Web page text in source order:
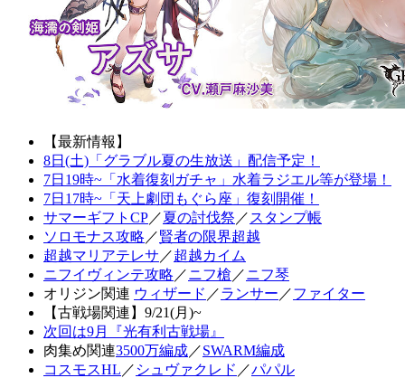
【最新情報】
8日(土)「グラブル夏の生放送」配信予定！
7日19時~「水着復刻ガチャ」水着ラジエル等が登場！
7日17時~「天上劇団もぐら座」復刻開催！
サマーギフトCP／夏の討伐祭 ／ スタンプ帳
ソロモナス攻略 ／賢者の限界超越
超越マリアテレサ ／超越カイム
ニフイヴィンテ攻略 ／ニフ槍 ／ニフ琴
オリジン関連 ウィザード ／ランサー ／ファイター
【古戦場関連】9/21(月)~
次回は9月『光有利古戦場』
肉集め関連3500万編成／SWARM編成
コスモスHL ／ シュヴァクレド ／パパル